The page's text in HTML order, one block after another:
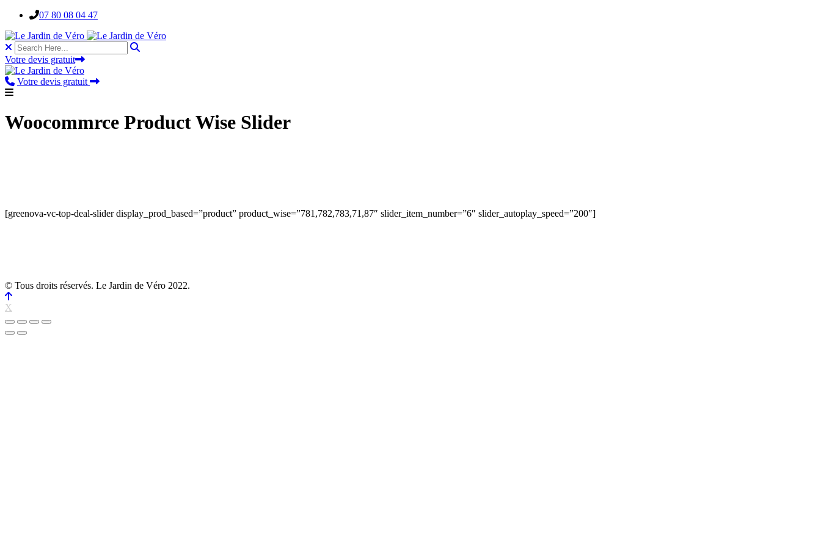
Skip
content
07 80 08 04 47
Votre devis gratuit
Votre devis gratuit
Woocommrce Product Wise Slider
[greenova-vc-top-deal-slider display_prod_based=”product” product_wise=”781,782,783,71,87″ slider_item_number=”6″ slider_autoplay_speed=”200″]
© Tous droits réservés. Le Jardin de Véro 2022.
X